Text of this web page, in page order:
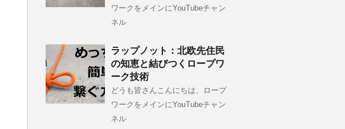
ワークをメインにYouTubeチャン
ネル
ラップノット：北欧先住民
の知恵と結びつくロープワ
ーク技術
どうも皆さんこんにちは、ロープ
ワークをメインにYouTubeチャン
ネル